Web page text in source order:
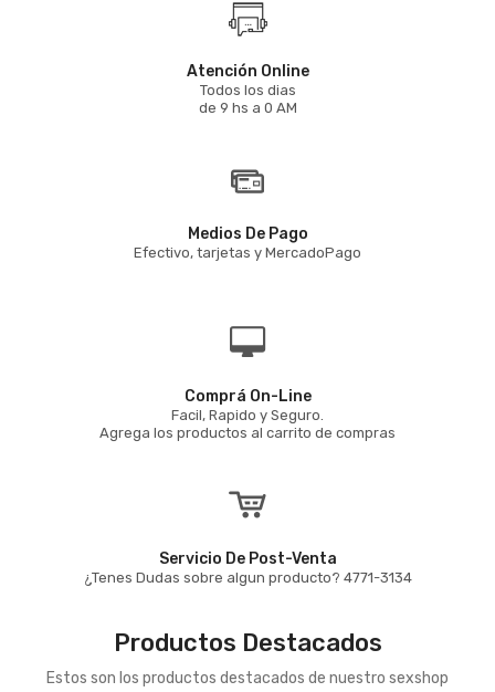
Atención Online
Todos los dias
de 9 hs a 0 AM
Medios De Pago
Efectivo, tarjetas y MercadoPago
Comprá On-Line
Facil, Rapido y Seguro.
Agrega los productos al carrito de compras
Servicio De Post-Venta
¿Tenes Dudas sobre algun producto? 4771-3134
Productos Destacados
Estos son los productos destacados de nuestro sexshop